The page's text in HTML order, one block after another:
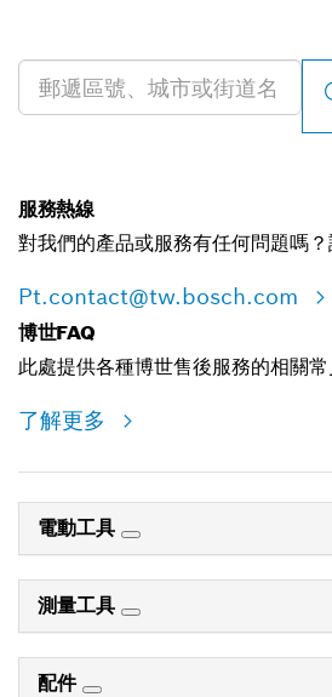
服務熱線
對我們的產品或服務有任何問題嗎？
Pt.contact@tw.bosch.com
博世FAQ
此處提供各種博世售後服務的相關常
了解更多
電動工具
測量工具
配件